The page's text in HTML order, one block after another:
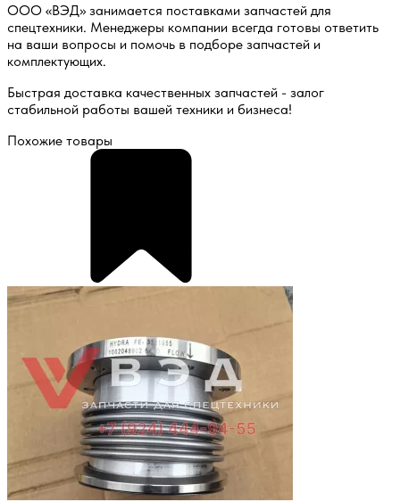
ООО «ВЭД» занимается поставками запчастей для
спецтехники. Менеджеры компании всегда готовы ответить
на ваши вопросы и помочь в подборе запчастей и
комплектующих.
Быстрая доставка качественных запчастей - залог
стабильной работы вашей техники и бизнеса!
Похожие товары